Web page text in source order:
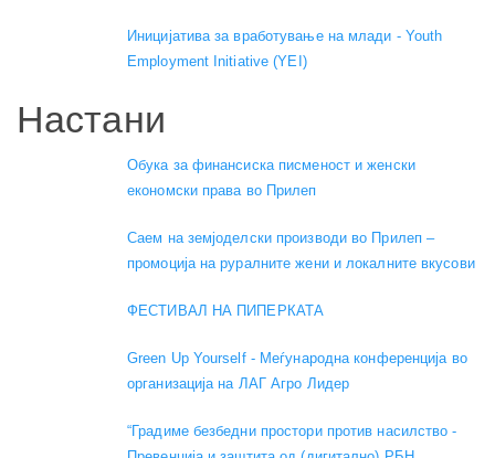
Иницијатива за вработување на млади - Youth
Employment Initiative (YEI)
Настани
Обука за финансиска писменост и женски
економски права во Прилеп
Саем на земјоделски производи во Прилеп –
промоција на руралните жени и локалните вкусови
ФЕСТИВАЛ НА ПИПЕРКАТА
Green Up Yourself - Меѓународна конференција во
организација на ЛАГ Агро Лидер
“Градиме безбедни простори против насилство -